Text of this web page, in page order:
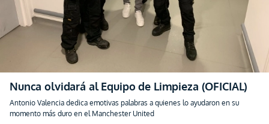
Nunca olvidará al Equipo de Limpieza (OFICIAL)
Antonio Valencia dedica emotivas palabras a quienes lo ayudaron en su
momento más duro en el Manchester United